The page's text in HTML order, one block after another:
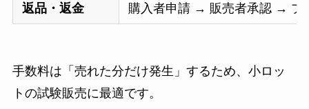
返品・返金 購入者申請 → 販売者承認 → プ
手数料は「売れた分だけ発生」するため、小ロッ
トの試験販売に最適です。